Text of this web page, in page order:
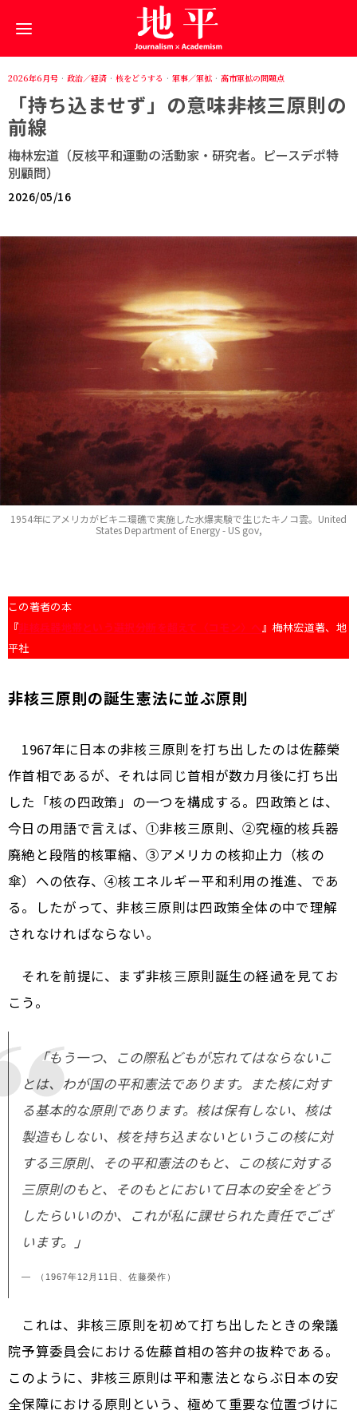
2026年6月号 · 政治／経済 · 核をどうする · 軍事／軍拡 · 高市軍拡の問題点
「持ち込ませず」の意味――非核三原則の
前線
梅林宏道（反核平和運動の活動家・研究者。ピースデポ特
別顧問）
2026/05/16
1954年にアメリカがビキニ環礁で実施した水爆実験で生じたキノコ雲。United
States Department of Energy - US gov,
この著者の本
『非核兵器地帯という選択――分断を超えて〈コモン〉へ 』 梅林宏道著、地
平社
非核三原則の誕生――憲法に並ぶ原則
1967年に日本の非核三原則を打ち出したのは佐藤榮
作首相であるが、それは同じ首相が数カ月後に打ち出
した「核の四政策」の一つを構成する。四政策とは、
今日の用語で言えば、①非核三原則、②究極的核兵器
廃絶と段階的核軍縮、③アメリカの核抑止力（核の
傘）への依存、④核エネルギー平和利用の推進、であ
る。したがって、非核三原則は四政策全体の中で理解
されなければならない。
それを前提に、まず非核三原則誕生の経過を見てお
こう。
「もう一つ、この際私どもが忘れてはならないこ
とは、わが国の平和憲法であります。また核に対す
る基本的な原則であります。核は保有しない、核は
製造もしない、核を持ち込まないというこの核に対
する三原則、その平和憲法のもと、この核に対する
三原則のもと、そのもとにおいて日本の安全をどう
したらいいのか、これが私に課せられた責任でござ
います。」
（1967年12月11日、佐藤榮作）
これは、非核三原則を初めて打ち出したときの衆議
院予算委員会における佐藤首相の答弁の抜粋である。
このように、非核三原則は平和憲法とならぶ日本の安
全保障における原則という、極めて重要な位置づけに